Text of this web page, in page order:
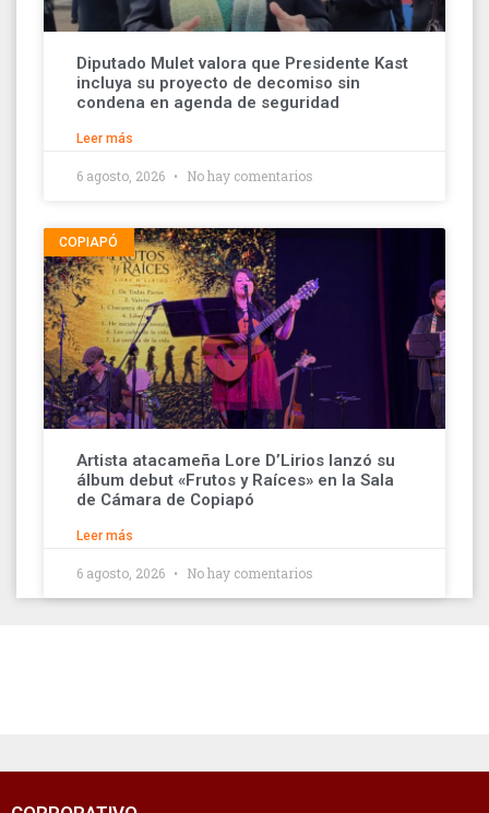
Diputado Mulet valora que Presidente Kast
incluya su proyecto de decomiso sin
condena en agenda de seguridad
Leer más
6 agosto, 2026 No hay comentarios
COPIAPÓ
Artista atacameña Lore D’Lirios lanzó su
álbum debut «Frutos y Raíces» en la Sala
de Cámara de Copiapó
Leer más
6 agosto, 2026 No hay comentarios